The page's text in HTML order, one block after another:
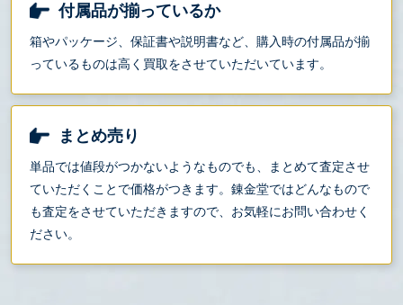
付属品が揃っているか
箱やパッケージ、保証書や説明書など、購入時の付属品が揃
っているものは高く買取をさせていただいています。
まとめ売り
単品では値段がつかないようなものでも、まとめて査定させ
ていただくことで価格がつきます。錬金堂ではどんなもので
も査定をさせていただきますので、お気軽にお問い合わせく
ださい。